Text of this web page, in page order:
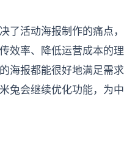
了活动海报制作的痛点
效率、降低运营成本的
海报都能很好地满足需
兔会继续优化功能，为